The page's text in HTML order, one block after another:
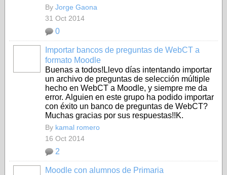
By Jorge Gaona
31 Oct 2014
0
Importar bancos de preguntas de WebCT a
formato Moodle
Buenas a todos!Llevo días intentando importar
un archivo de preguntas de selección múltiple
hecho en WebCT a Moodle, y siempre me da
error. Alguien en este grupo ha podido importar
con éxito un banco de preguntas de WebCT?
Muchas gracias por sus respuestas!!K.
By kamal romero
16 Oct 2014
2
Moodle con alumnos de Primaria